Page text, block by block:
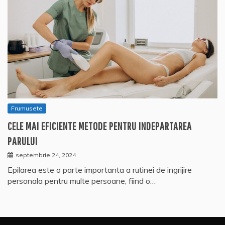
Frumusete
CELE MAI EFICIENTE METODE PENTRU INDEPARTAREA
PARULUI
septembrie 24, 2024
Epilarea este o parte importanta a rutinei de ingrijire
personala pentru multe persoane, fiind o…